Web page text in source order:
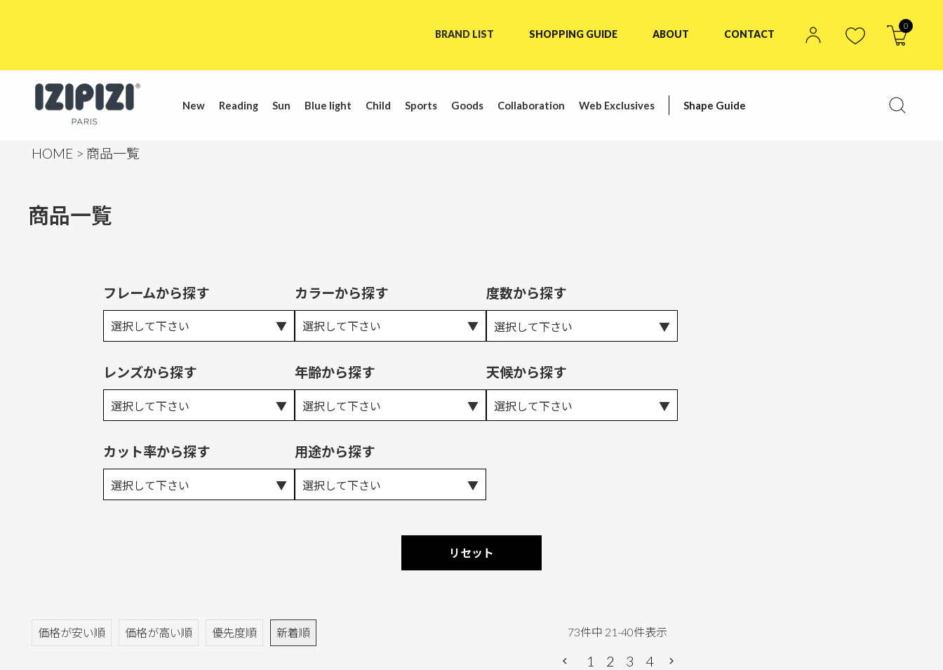
BRAND LIST SHOPPING GUIDE ABOUT CONTACT
0
New Reading Sun Blue light Child Sports Goods Collaboration Web Exclusives Shape Guide
HOME 商品一覧
商品一覧
フレームから探す
選択して下さい
カラーから探す
選択して下さい
度数から探す
選択して下さい
レンズから探す
選択して下さい
年齢から探す
選択して下さい
天候から探す
選択して下さい
カット率から探す
選択して下さい
用途から探す
選択して下さい
リセット
価格が安い順 価格が高い順 優先度順 新着順 73件中 21-40件表示
1 2 3 4